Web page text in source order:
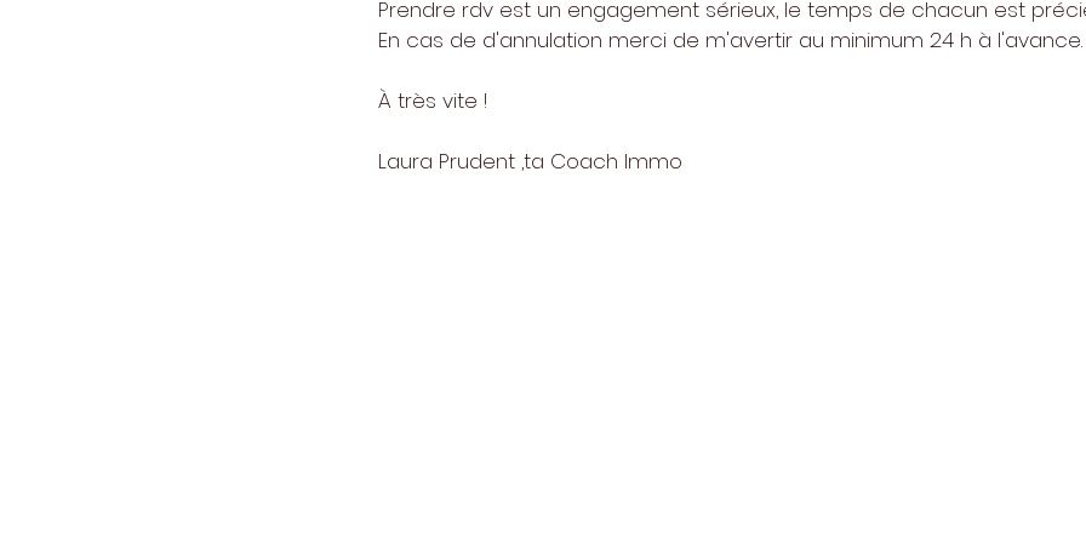
Prendre rdv est un engagement sérieux, le temps de chacun est
En cas de d'annulation merci de m'avertir au minimum 24 h à l'avance.
À très vite !
Laura Prudent ,ta Coach Immo